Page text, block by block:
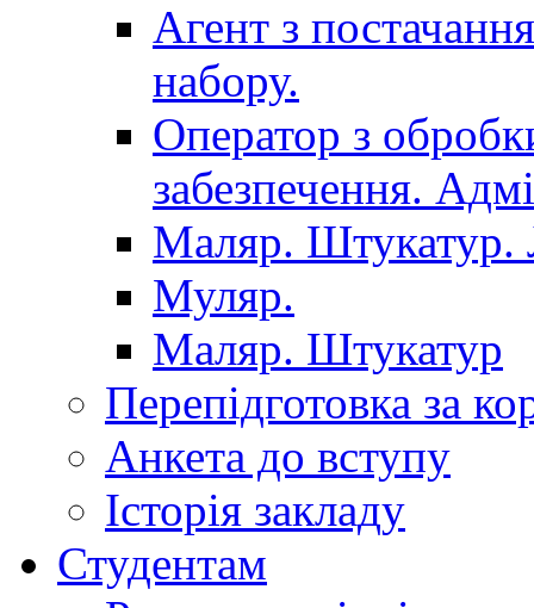
Агент з
набору.
Оператор з
забезпечення.
Маляр. Штукатур.
Муляр.
Маляр. Штукатур
Перепідготовка за
Анкета до вступу
Історія закладу
Студентам